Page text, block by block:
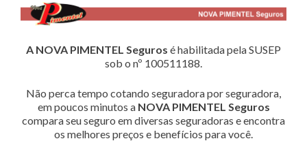
A NOVA PIMENTEL Seguros é habilitada pela SUSEP
sob o nº 100511188.
Não perca tempo cotando seguradora por seguradora,
em poucos minutos a NOVA PIMENTEL Seguros
compara seu seguro em diversas seguradoras e encontra
os melhores preços e benefícios para você.